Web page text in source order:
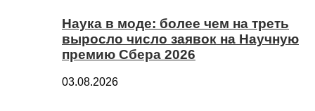
Наука в моде: более чем на треть
выросло число заявок на Научную
премию Сбера 2026
03.08.2026